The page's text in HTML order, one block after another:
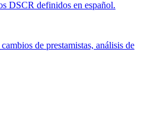
DSCR definidos en español.
de prestamistas, análisis de